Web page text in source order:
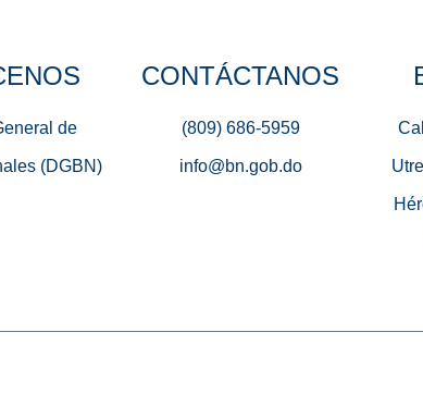
de
(DGBN)
CONTÁCTANOS
(809) 686-5959
info@bn.gob.do